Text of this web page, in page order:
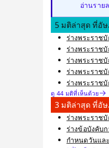
อ่านราย
5 มติล่าสุด ที่อั
ร่างพระราช
ร่างพระราช
ร่างพระราช
ร่างพระราช
ร่างพระราช
ดู 44 มติที่เห็นด้วย
3 มติล่าสุด ที่อั
ร่างพระราช
ร่างข้อบังคับ
กำหนดวันแล